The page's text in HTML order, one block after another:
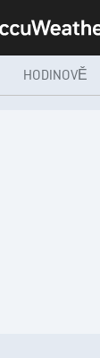
HODINOVĚ